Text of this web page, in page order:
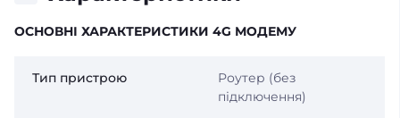
ОСНОВНІ ХАРАКТЕРИСТИКИ 4G МОДЕМУ
Тип пристрою
Роутер (без
підключення)